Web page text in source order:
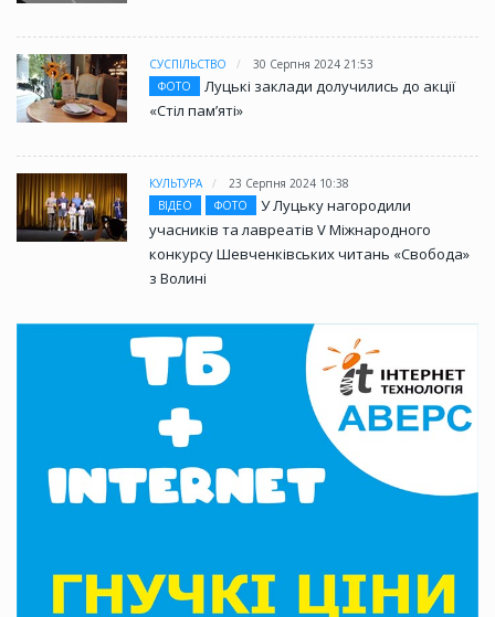
СУСПІЛЬСТВО
30 Серпня 2024 21:53
ФОТО
Луцькі заклади долучились до акції
«Стіл памʼяті»
КУЛЬТУРА
23 Серпня 2024 10:38
ВІДЕО
ФОТО
У Луцьку нагородили
учасників та лавреатів V Міжнародного
конкурсу Шевченківських читань «Свобода»
з Волині